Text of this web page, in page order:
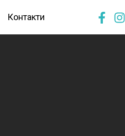
Контакти